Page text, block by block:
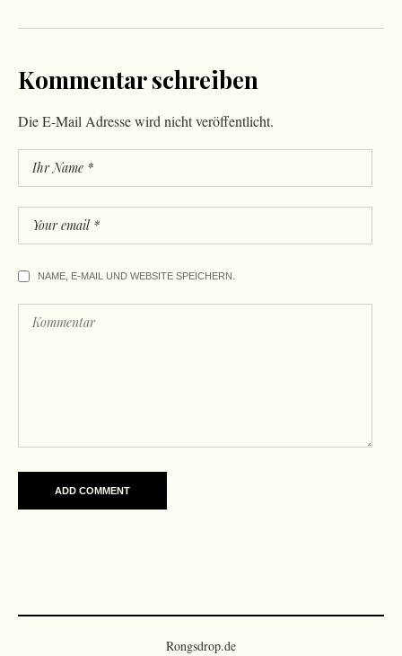
Kommentar schreiben
Die E-Mail Adresse wird nicht veröffentlicht.
NAME, E-MAIL UND WEBSITE SPEICHERN.
Rongsdrop.de